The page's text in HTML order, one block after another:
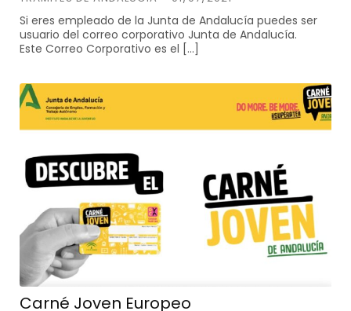
Si eres empleado de la Junta de Andalucía puedes ser
usuario del correo corporativo Junta de Andalucía.
Este Correo Corporativo es el […]
Carné Joven Europeo